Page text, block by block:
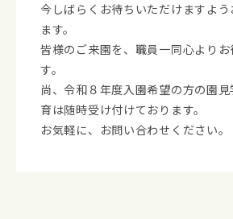
今しばらくお待ちいただけますよ
ます。
皆様のご来園を、職員一同心より
す。
尚、令和８年度入園希望の方の園
育は随時受け付けております。
お気軽に、お問い合わせください。